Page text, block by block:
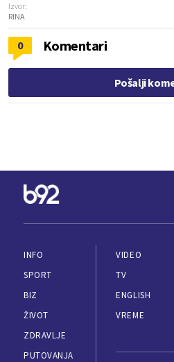
Izvor:
RINA
0 Komentari
Pošalji
INFO
SPORT
BIZ
ŽIVOT
ZDRAVLJE
PUTOVANJA
VIDEO
TV
ENGLISH
VREME